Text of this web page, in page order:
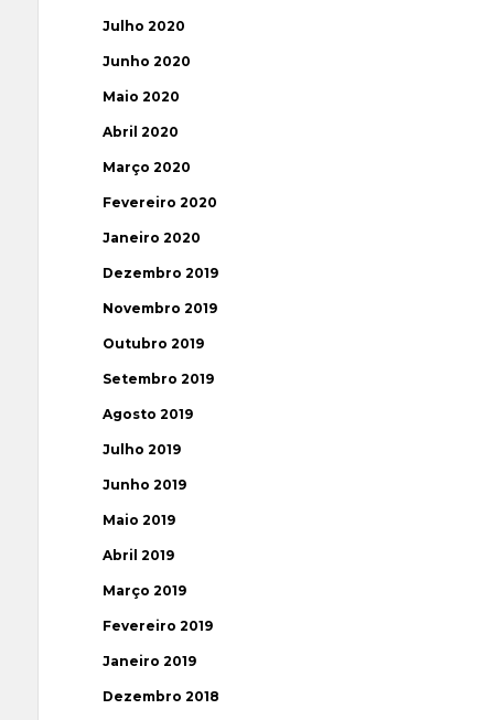
Julho 2020
Junho 2020
Maio 2020
Abril 2020
Março 2020
Fevereiro 2020
Janeiro 2020
Dezembro 2019
Novembro 2019
Outubro 2019
Setembro 2019
Agosto 2019
Julho 2019
Junho 2019
Maio 2019
Abril 2019
Março 2019
Fevereiro 2019
Janeiro 2019
Dezembro 2018